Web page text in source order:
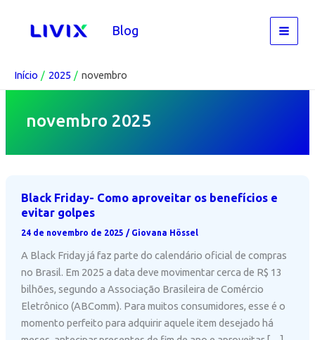
Blog
Início 2025 novembro
novembro 2025
Black Friday- Como aproveitar os benefícios e
evitar golpes
24 de novembro de 2025 / Giovana Hössel
A Black Friday já faz parte do calendário oficial de compras
no Brasil. Em 2025 a data deve movimentar cerca de R$ 13
bilhões, segundo a Associação Brasileira de Comércio
Eletrônico (ABComm). Para muitos consumidores, esse é o
momento perfeito para adquirir aquele item desejado há